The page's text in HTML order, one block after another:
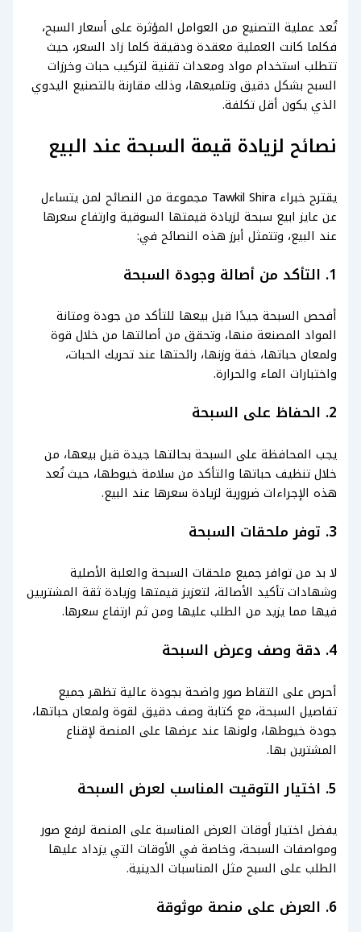
تُعد عملية التصنيع من العوامل المؤثرة على أسعار السبح،
فكلما كانت العملية معقدة ودقيقة كلما زاد السعر، حيث
تتطلب استخدام مواد ومعدات تقنية لتركيب حبات وخرزات
السبح بشكل دقيق وتلميعها، وذلك مقارنة بالتصنيع اليدوي
الذي يكون أقل تكلفة.
نصائح لزيادة قيمة السبحة عند البيع
يقترح خبراء Tawkil Shira مجموعة من النصائح لمن يتساءل
عن عايز ابيع سبحة لزيادة قيمتها السوقية وارتفاع سعرها
عند البيع، وتتمثل أبرز هذه النصائح في:
1. التأكد من أصالة وجودة السبحة
أفحص السبحة جيدًا قبل بيعها للتأكد من جودة ومتانة
المواد المصنعة منها، وتحقق من أصالتها من خلال قوة
ولمعان حباتها، خفة وزنها، رائحتها عند تحريك الحبات،
واختبارات الماء والحرارة.
2. الحفاظ على السبحة
يجب المحافظة على السبحة بحالتها جيدة قبل بيعها، من
خلال تنظيف حباتها والتأكد من سلامة خيوطها، حيث تُعد
هذه الإجراءات ضرورية لزيادة سعرها عند البيع.
3. توفر ملحقات السبحة
لا بد من توافر جميع ملحقات السبحة والعلبة الأصلية
وشهادات تأكيد الأصالة، لتعزيز قيمتها وزيادة ثقة المشتريين
فيها مما يزيد من الطلب عليها ومن ثم ارتفاع سعرها.
4. دقة وصف وعرض السبحة
أحرص على التقاط صور واضحة بجودة عالية تظهر جميع
تفاصيل السبحة، مع كتابة وصف دقيق لقوة ولمعان حباتها،
جودة خيوطها، ولونها عند عرضها على المنصة لإقناع
المشترين بها.
5. اختيار التوقيت المناسب لعرض السبحة
يفضل اختيار أوقات العرض المناسبة على المنصة لرفع صور
ومواصفات السبحة، وخاصة في الأوقات التي يزداد عليها
الطلب على السبح مثل المناسبات الدينية.
6. العرض على منصة موثوقة